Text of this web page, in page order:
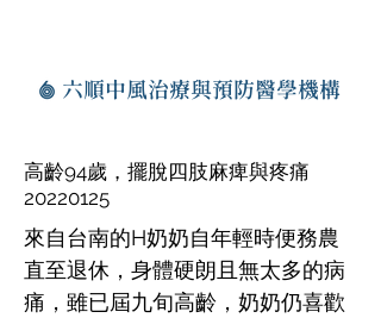
六順中風治療與預防醫學機構
高齡94歲，擺脫四肢麻痺與疼痛
20220125
來自台南的H奶奶自年輕時便務農
直至退休，身體硬朗且無太多的病
痛，雖已屆九旬高齡，奶奶仍喜歡